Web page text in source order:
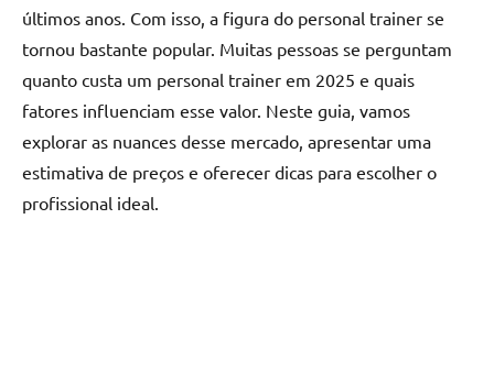
últimos anos. Com isso, a figura do personal trainer se
tornou bastante popular. Muitas pessoas se perguntam
quanto custa um personal trainer em 2025 e quais
fatores influenciam esse valor. Neste guia, vamos
explorar as nuances desse mercado, apresentar uma
estimativa de preços e oferecer dicas para escolher o
profissional ideal.